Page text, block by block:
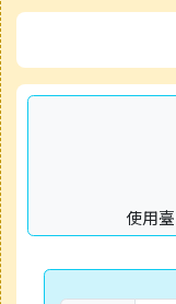
檔案下載
行事曆
榮譽榜
檔案下載
行事曆
檔案下載
右邊區域內容
使用